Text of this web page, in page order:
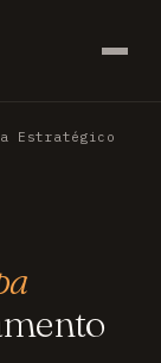
Estratégico